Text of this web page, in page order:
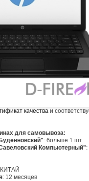
качества и
для самовывоза:
: больше 1 шт
Компьютерный":
КИТАЙ
: 12 месяцев